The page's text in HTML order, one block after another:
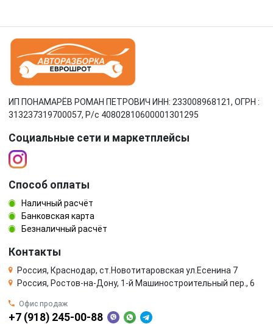
ИП ПОНАМАРЁВ РОМАН ПЕТРОВИЧ ИНН: 233008968121, ОГРН :
313237319700057, Р/c 40802810600001301295
Социальные сети и маркетплейсы
Способ оплаты
Наличный расчёт
Банковская карта
Безналичный расчёт
Контакты
Россия, Краснодар, ст.Новотитаровская ул.Есенина 7
Россия, Ростов-на-Дону, 1-й Машиностроительный пер., 6
Офис продаж
+7 (918) 245-00-88